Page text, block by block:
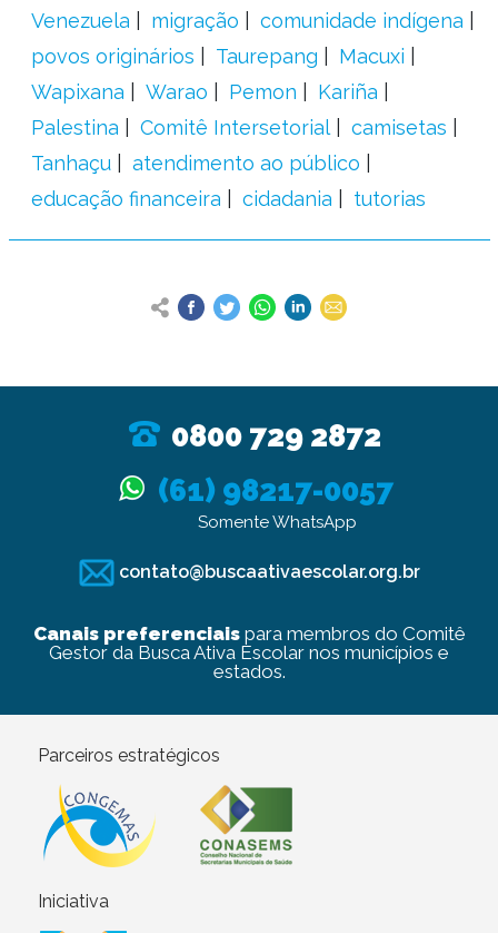
Venezuela
migração
comunidade indígena
povos originários
Taurepang
Macuxi
Wapixana
Warao Pemon
Kariña
Palestina
Comitê Intersetorial
camisetas
Tanhaçu
atendimento ao público
educação financeira
cidadania tutorias
0800 729 2872
(61) 98217-0057
Somente WhatsApp
contato@buscaativaescolar.org.br
Canais preferenciaispara membros do Comitê
Gestor da Busca Ativa Escolar nos municípios e
estados.
Parceiros estratégicos
Iniciativa